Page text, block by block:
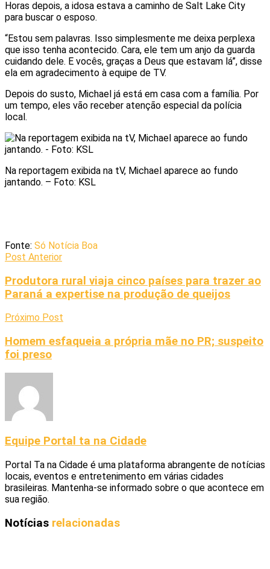
Horas depois, a idosa estava a caminho de Salt Lake City
para buscar o esposo.
“Estou sem palavras. Isso simplesmente me deixa perplexa
que isso tenha acontecido. Cara, ele tem um anjo da guarda
cuidando dele. E vocês, graças a Deus que estavam lá”, disse
ela em agradecimento à equipe de TV.
Depois do susto, Michael já está em casa com a família. Por
um tempo, eles vão receber atenção especial da polícia
local.
Na reportagem exibida na tV, Michael aparece ao fundo
jantando. – Foto: KSL
Fonte: Só Notícia Boa
Post Anterior
Produtora rural viaja cinco países para trazer ao
Paraná a expertise na produção de queijos
Próximo Post
Homem esfaqueia a própria mãe no PR; suspeito
foi preso
Equipe Portal ta na Cidade
Portal Ta na Cidade é uma plataforma abrangente de notícias
locais, eventos e entretenimento em várias cidades
brasileiras. Mantenha-se informado sobre o que acontece em
sua região.
Notícias relacionadas